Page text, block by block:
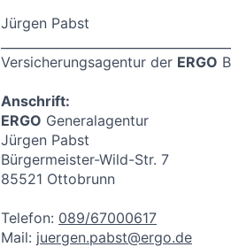
Jürgen Pabst
Versicherungsagentur der ERGO
Anschrift:
ERGO Generalagentur
Jürgen Pabst
Bürgermeister-Wild-Str. 7
85521 Ottobrunn
Telefon: 089/67000617
Mail: juergen.pabst@ergo.de